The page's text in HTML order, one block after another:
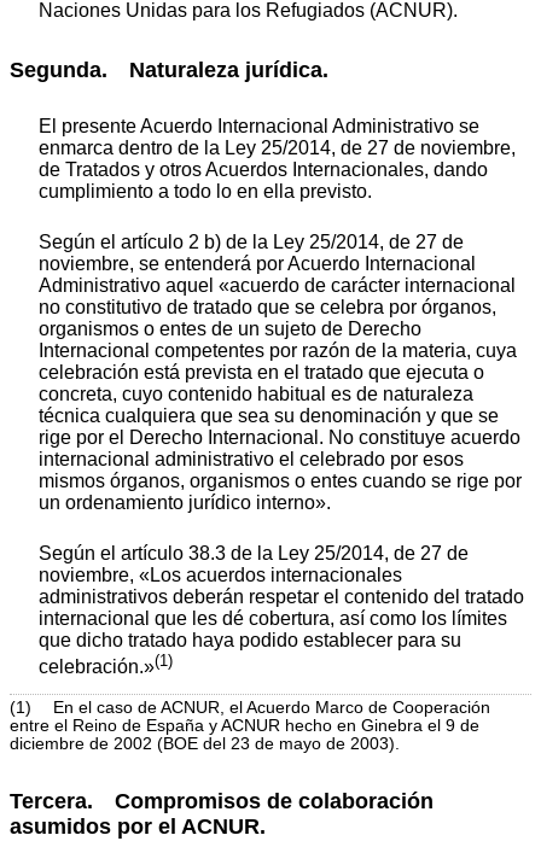
Naciones Unidas para los Refugiados (ACNUR).
Segunda. Naturaleza jurídica.
El presente Acuerdo Internacional Administrativo se
enmarca dentro de la Ley 25/2014, de 27 de noviembre,
de Tratados y otros Acuerdos Internacionales, dando
cumplimiento a todo lo en ella previsto.
Según el artículo 2 b) de la Ley 25/2014, de 27 de
noviembre, se entenderá por Acuerdo Internacional
Administrativo aquel «acuerdo de carácter internacional
no constitutivo de tratado que se celebra por órganos,
organismos o entes de un sujeto de Derecho
Internacional competentes por razón de la materia, cuya
celebración está prevista en el tratado que ejecuta o
concreta, cuyo contenido habitual es de naturaleza
técnica cualquiera que sea su denominación y que se
rige por el Derecho Internacional. No constituye acuerdo
internacional administrativo el celebrado por esos
mismos órganos, organismos o entes cuando se rige por
un ordenamiento jurídico interno».
Según el artículo 38.3 de la Ley 25/2014, de 27 de
noviembre, «Los acuerdos internacionales
administrativos deberán respetar el contenido del tratado
internacional que les dé cobertura, así como los límites
que dicho tratado haya podido establecer para su
celebración.»(1)
(1) En el caso de ACNUR, el Acuerdo Marco de Cooperación
entre el Reino de España y ACNUR hecho en Ginebra el 9 de
diciembre de 2002 (BOE del 23 de mayo de 2003).
Tercera. Compromisos de colaboración
asumidos por el ACNUR.